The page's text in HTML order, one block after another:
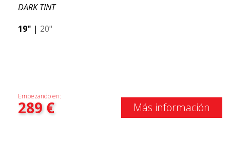
DARK TINT
19" | 20"
Empezando en:
289€ Más información